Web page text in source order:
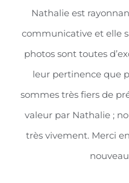
Nathalie est
communicative et elle
photos sont toutes
leur pertinence que
sommes très fiers de
valeur par Nathalie ;
très vivement. Merci